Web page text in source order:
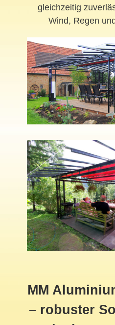
gleichzeitig
Wind, Regen
MM
– robuster